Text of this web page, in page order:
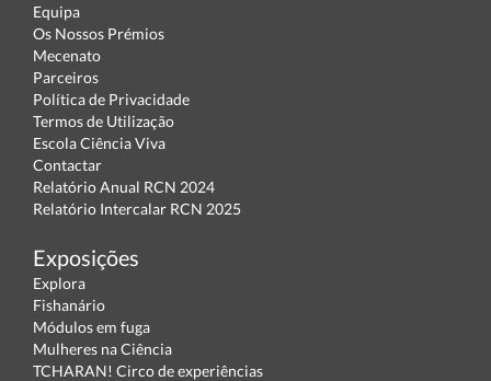
Equipa
Os Nossos Prémios
Mecenato
Parceiros
Política de Privacidade
Termos de Utilização
Escola Ciência Viva
Contactar
Relatório Anual RCN 2024
Relatório Intercalar RCN 2025
Exposições
Explora
Fishanário
Módulos em fuga
Mulheres na Ciência
TCHARAN! Circo de experiências